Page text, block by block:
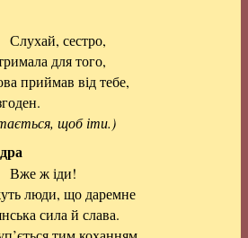
Слухай, сестро,
для того,
приймав від тебе,
щоб іти.)
Вже ж іди!
люди, що даремне
сила й слава.